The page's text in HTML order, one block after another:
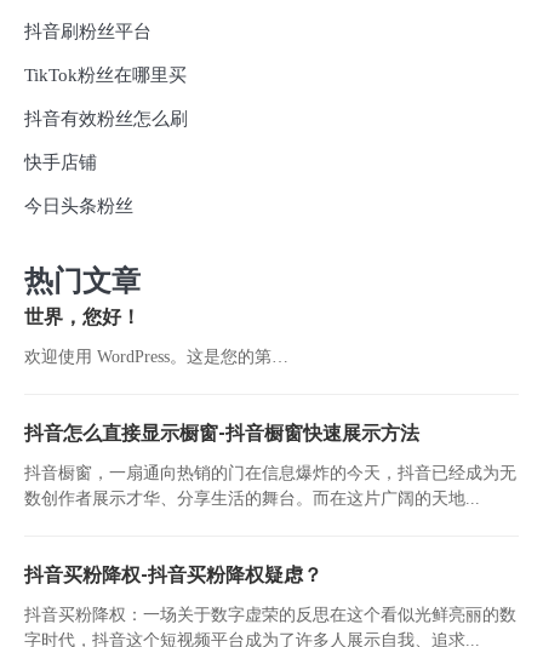
抖音刷粉丝平台
TikTok粉丝在哪里买
抖音有效粉丝怎么刷
快手店铺
今日头条粉丝
热门文章
世界，您好！
欢迎使用 WordPress。这是您的第…
抖音怎么直接显示橱窗-抖音橱窗快速展示方法
抖音橱窗，一扇通向热销的门在信息爆炸的今天，抖音已经成为无
数创作者展示才华、分享生活的舞台。而在这片广阔的天地...
抖音买粉降权-抖音买粉降权疑虑？
抖音买粉降权：一场关于数字虚荣的反思在这个看似光鲜亮丽的数
字时代，抖音这个短视频平台成为了许多人展示自我、追求...